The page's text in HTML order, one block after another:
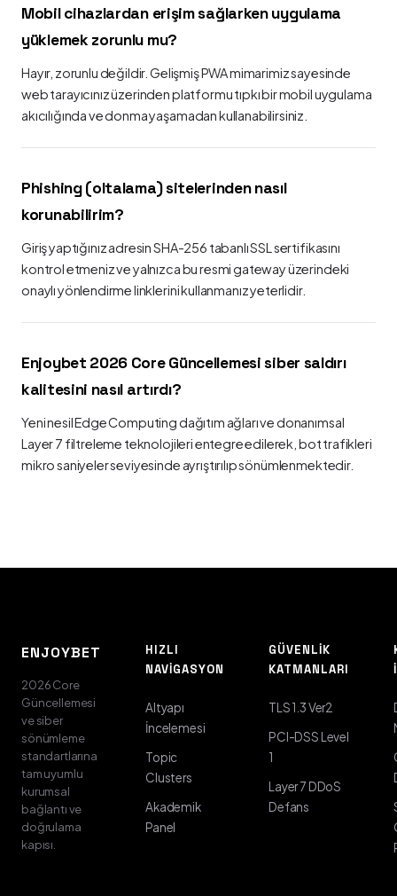
Mobil cihazlardan erişim sağlarken uygulama
yüklemek zorunlu mu?
Hayır, zorunlu değildir. Gelişmiş PWA mimarimiz sayesinde
web tarayıcınız üzerinden platformu tıpkı bir mobil uygulama
akıcılığında ve donma yaşamadan kullanabilirsiniz.
Phishing (oltalama) sitelerinden nasıl
korunabilirim?
Giriş yaptığınız adresin SHA-256 tabanlı SSL sertifikasını
kontrol etmeniz ve yalnızca bu resmi gateway üzerindeki
onaylı yönlendirme linklerini kullanmanız yeterlidir.
Enjoybet 2026 Core Güncellemesi siber saldırı
kalitesini nasıl artırdı?
Yeni nesil Edge Computing dağıtım ağları ve donanımsal
Layer 7 filtreleme teknolojileri entegre edilerek, bot trafikleri
mikro saniyeler seviyesinde ayrıştırılıp sönümlenmektedir.
ENJOYBET
2026 Core
Güncellemesi
ve siber
sönümleme
standartlarına
tam uyumlu
kurumsal
bağlantı ve
doğrulama
kapısı.
HIZLI
NAVIGASYON
Altyapı
İncelemesi
Topic
Clusters
Akademik
Panel
GÜVENLIK
KATMANLARI
TLS 1.3 Ver2
PCI-DSS Level
1
Layer 7 DDoS
Defans